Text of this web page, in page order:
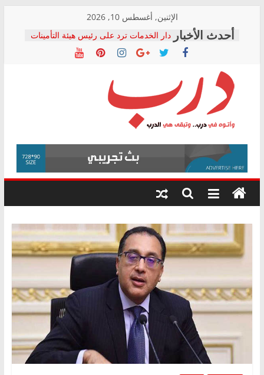
content
الإثنين, أغسطس 10, 2026
دار الخدمات ترد على رئيس هيئة التأمينات
بعد مؤتمره الصحفي: إنكار الأزمة لا ينهي
معاناة أصحاب المعاشات.. ونطالب بكشف
فرحات سليمان يكتب: القطاع الصحي إلى
أين؟
حزب التحالف الشعبي يطلق لجنة “الحق
في الصحة” بالإسكندرية لرصد الانتهاكات
ودعم المرضى
الوزاري لمدينة الصحفيين.. وانتهاء أعمال
إنشاء المبنى الإداري
المجلس القومي لحقوق الإنسان يعلن
متابعة قضية الدكتور محمد زهران.. ويؤكد:
قرينة البراءة وضمانات المحاكمة العادلة
درب
وأتوه
درب..
وتبقى
هي